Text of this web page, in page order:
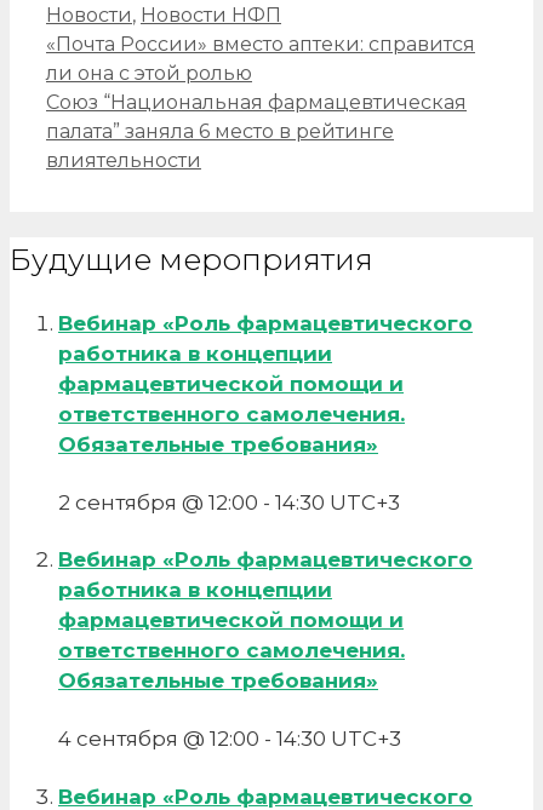
Рубрики
Новости, Новости НФП
Навигация
записи
«Почта России» вместо аптеки: справится
ли она с этой ролью
Союз “Национальная фармацевтическая
палата” заняла 6 место в рейтинге
влиятельности
Будущие мероприятия
Вебинар «Роль фармацевтического
работника в концепции
фармацевтической помощи и
ответственного самолечения.
Обязательные требования»
2 сентября @ 12:00 - 14:30 UTC+3
Вебинар «Роль фармацевтического
работника в концепции
фармацевтической помощи и
ответственного самолечения.
Обязательные требования»
4 сентября @ 12:00 - 14:30 UTC+3
Вебинар «Роль фармацевтического